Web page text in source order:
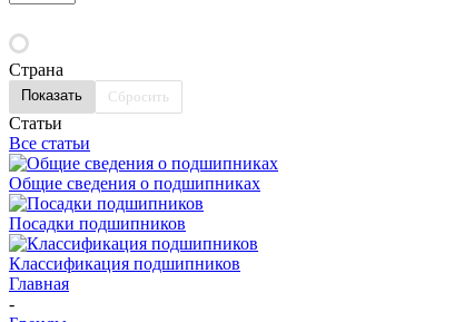
Страна
Сбросить
Статьи
Все статьи
Общие сведения о подшипниках
Посадки подшипников
Классификация подшипников
Главная
-